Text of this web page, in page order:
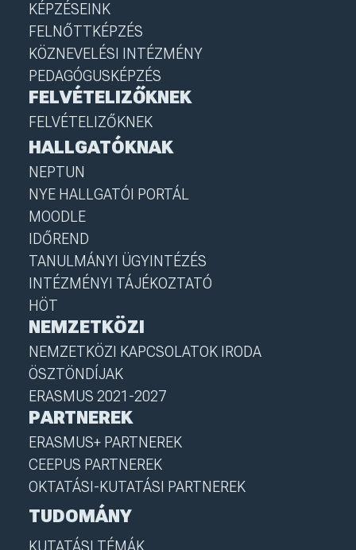
KÉPZÉSEINK
FELNŐTTKÉPZÉS
KÖZNEVELÉSI INTÉZMÉNY
PEDAGÓGUSKÉPZÉS
FELVÉTELIZŐKNEK
FELVÉTELIZŐKNEK
HALLGATÓKNAK
NEPTUN
NYE HALLGATÓI PORTÁL
MOODLE
IDŐREND
TANULMÁNYI ÜGYINTÉZÉS
INTÉZMÉNYI TÁJÉKOZTATÓ
HÖT
NEMZETKÖZI
NEMZETKÖZI KAPCSOLATOK IRODA
ÖSZTÖNDÍJAK
ERASMUS 2021-2027
PARTNEREK
ERASMUS+ PARTNEREK
CEEPUS PARTNEREK
OKTATÁSI-KUTATÁSI PARTNEREK
TUDOMÁNY
KUTATÁSI TÉMÁK